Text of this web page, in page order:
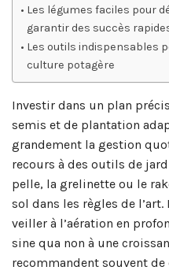
Les légumes faciles pour
garantir des succès
Les outils indispensables
culture potagère
Investir dans un plan
semis et de plantation
grandement la gestion
recours à des outils de
pelle, la grelinette ou le
sol dans les règles de
veiller à l’aération en
sine qua non à une
recommandent souvent